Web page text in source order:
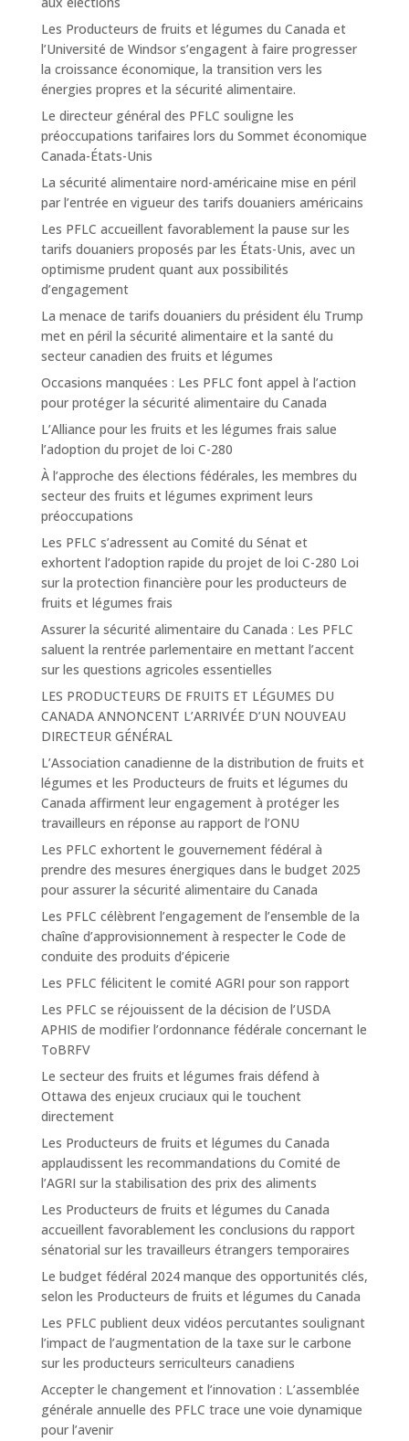
Les Producteurs de fruits et légumes du Canada et
l’Université de Windsor s’engagent à faire progresser
la croissance économique, la transition vers les
énergies propres et la sécurité alimentaire.
Le directeur général des PFLC souligne les
préoccupations tarifaires lors du Sommet économique
Canada-États-Unis
La sécurité alimentaire nord-américaine mise en péril
par l’entrée en vigueur des tarifs douaniers américains
Les PFLC accueillent favorablement la pause sur les
tarifs douaniers proposés par les États-Unis, avec un
optimisme prudent quant aux possibilités
d’engagement
La menace de tarifs douaniers du président élu Trump
met en péril la sécurité alimentaire et la santé du
secteur canadien des fruits et légumes
Occasions manquées : Les PFLC font appel à l’action
pour protéger la sécurité alimentaire du Canada
L’Alliance pour les fruits et les légumes frais salue
l’adoption du projet de loi C-280
À l’approche des élections fédérales, les membres du
secteur des fruits et légumes expriment leurs
préoccupations
Les PFLC s’adressent au Comité du Sénat et
exhortent l’adoption rapide du projet de loi C-280 Loi
sur la protection financière pour les producteurs de
fruits et légumes frais
Assurer la sécurité alimentaire du Canada : Les PFLC
saluent la rentrée parlementaire en mettant l’accent
sur les questions agricoles essentielles
LES PRODUCTEURS DE FRUITS ET LÉGUMES DU
CANADA ANNONCENT L’ARRIVÉE D’UN NOUVEAU
DIRECTEUR GÉNÉRAL
L’Association canadienne de la distribution de fruits et
légumes et les Producteurs de fruits et légumes du
Canada affirment leur engagement à protéger les
travailleurs en réponse au rapport de l’ONU
Les PFLC exhortent le gouvernement fédéral à
prendre des mesures énergiques dans le budget 2025
pour assurer la sécurité alimentaire du Canada
Les PFLC célèbrent l’engagement de l’ensemble de la
chaîne d’approvisionnement à respecter le Code de
conduite des produits d’épicerie
Les PFLC félicitent le comité AGRI pour son rapport
Les PFLC se réjouissent de la décision de l’USDA
APHIS de modifier l’ordonnance fédérale concernant le
ToBRFV
Le secteur des fruits et légumes frais défend à
Ottawa des enjeux cruciaux qui le touchent
directement
Les Producteurs de fruits et légumes du Canada
applaudissent les recommandations du Comité de
l’AGRI sur la stabilisation des prix des aliments
Les Producteurs de fruits et légumes du Canada
accueillent favorablement les conclusions du rapport
sénatorial sur les travailleurs étrangers temporaires
Le budget fédéral 2024 manque des opportunités clés,
selon les Producteurs de fruits et légumes du Canada
Les PFLC publient deux vidéos percutantes soulignant
l’impact de l’augmentation de la taxe sur le carbone
sur les producteurs serriculteurs canadiens
Accepter le changement et l’innovation : L’assemblée
générale annuelle des PFLC trace une voie dynamique
pour l’avenir